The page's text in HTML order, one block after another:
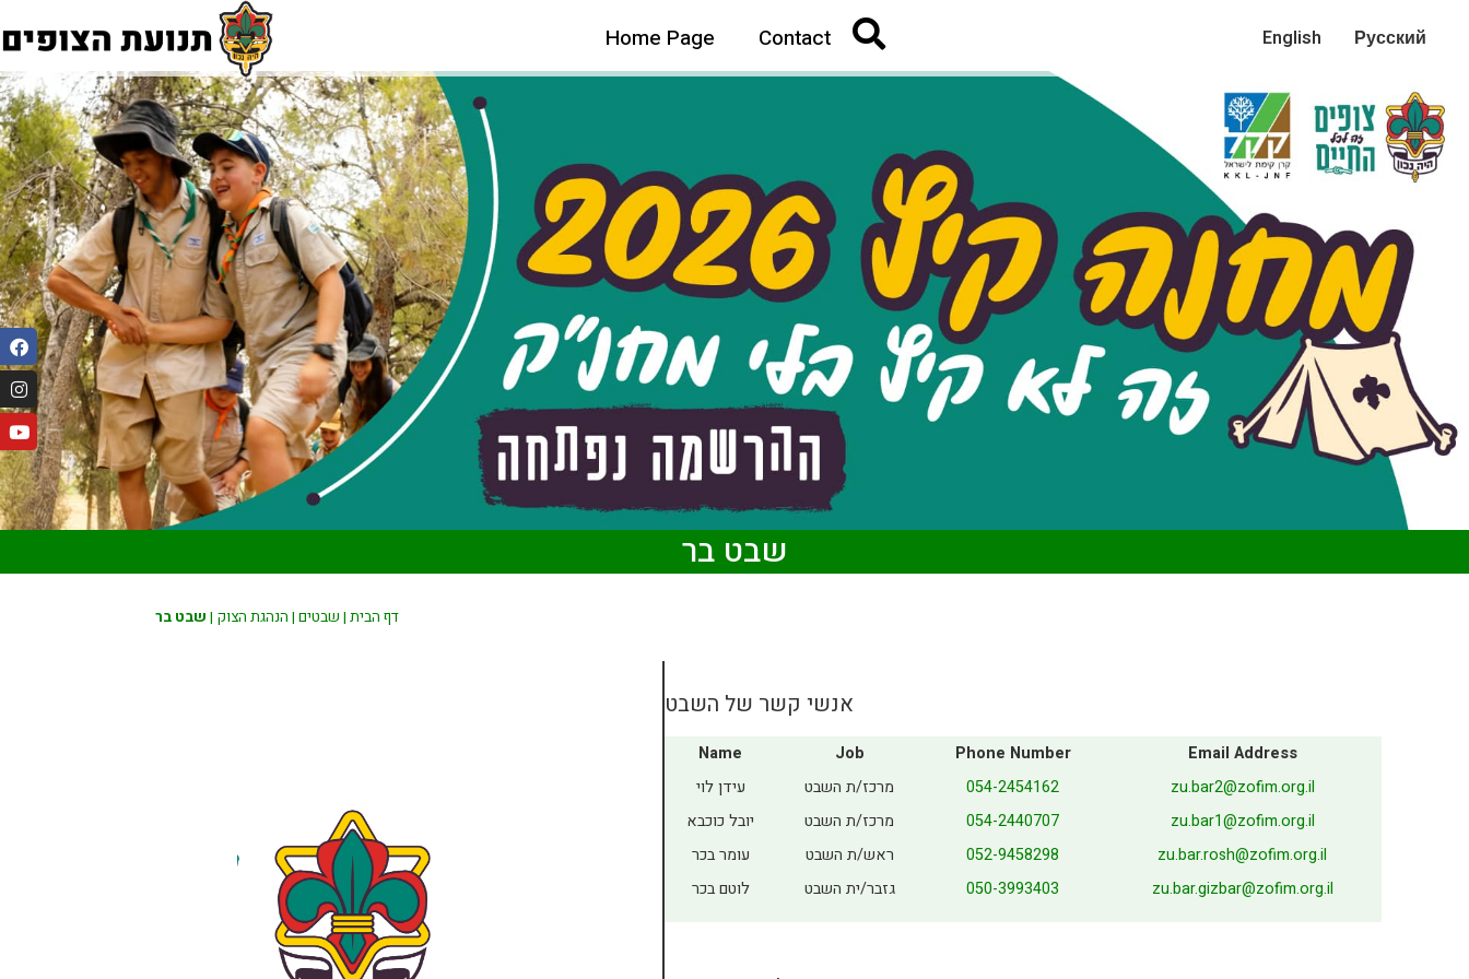
Home Page Contact English Русский
שבט בר
דף הבית | שבטים | הנהגת הצוק | שבט בר
אנשי קשר של השבט
Name Job Phone Number
Email Address
עידן לוי
מרכז/ת השבט 054-2454162
zu.bar2@zofim.org.il
יובל כוכבא
מרכז/ת השבט 054-2440707
zu.bar1@zofim.org.il
עומר בכר
ראש/ת השבט 052-9458298
zu.bar.rosh@zofim.org.il
לוטם בכר
גזבר/ית השבט 050-3993403 zu.bar.gizbar@zofim.org.il